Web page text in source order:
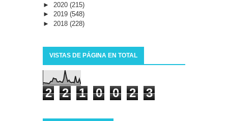
► 2020 (215)
► 2019 (548)
► 2018 (228)
VISTAS DE PÁGINA EN TOTAL
2 2 1 0 0 2 3